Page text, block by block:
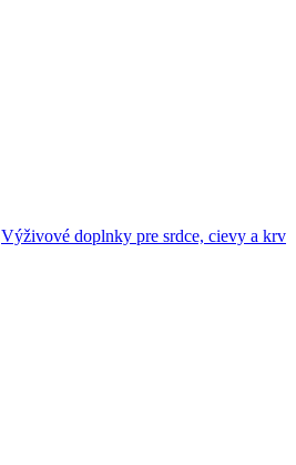
Výživové doplnky pre srdce, cievy a krv